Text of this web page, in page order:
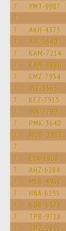
7 YMT-9987
7
7 AKH-4375
7 AIK-5640
7 KAM-7214
7 KAM-8880
7 EMZ-7954
7 INZ-3565
7 KEZ-7515
7 INX-7799
7 PMK-3640
7 MOB-2983
7
7 EYA-1908
7 AHZ-6284
7 MEB-4961
7 HNA-6235
7 KOB-6578
7 TPB-9718
7 TPZ-5955